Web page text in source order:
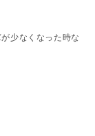
少なくなった時な